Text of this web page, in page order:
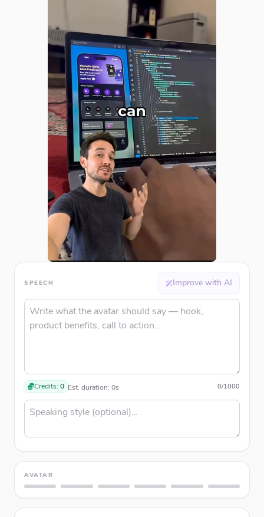
SPEECH Improve with AI
Credits: 0 Est. duration: 0s 0/1000
AVATAR